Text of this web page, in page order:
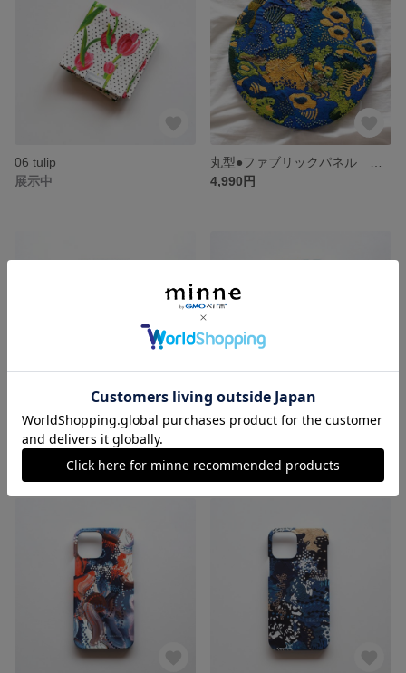
06 tulip
展示中
4,990円
iPhoneケース 「 ボタニカル 」
4,290円
iPhoneケース 「 キャンディ 」
4,290円